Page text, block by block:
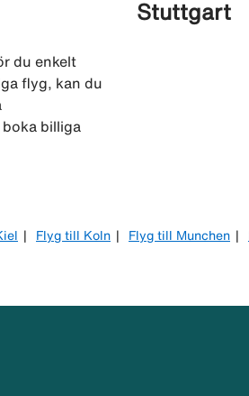
du enkelt
flyg, kan du
billiga
Stuttgart
Flyg till Koln Flyg till Munchen